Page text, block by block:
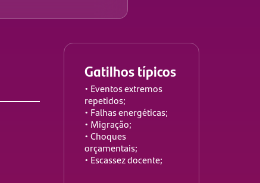
Gatilhos típicos
• Eventos extremos
repetidos;
• Falhas energéticas;
• Migração;
• Choques
orçamentais;
• Escassez docente;